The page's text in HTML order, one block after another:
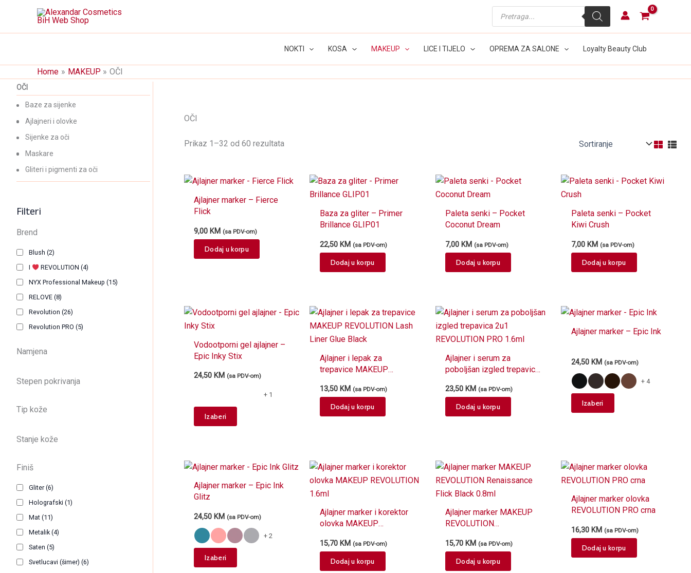
content
search
NOKTI KOSA MAKEUP LICE I TIJELO OPREMA ZA SALONE Loyalty Beauty Club
Home MAKEUP OČI
OČI
Baze za sijenke
Ajlajneri i olovke
Sijenke za oči
Maskare
Gliteri i pigmenti za oči
Filteri
Brend
Blush (2)
I
REVOLUTION (4)
NYX Professional Makeup (15)
RELOVE (8)
Revolution (26)
Revolution PRO (5)
Namjena
Stepen pokrivanja
Tip kože
Stanje kože
Finiš
Gliter (6)
Holografski (1)
Mat (11)
Metalik (4)
Saten (5)
Svetlucavi (šimer) (6)
OČI
Prikaz 1–32 od 60 rezultata
Ajlajner marker – Fierce
Flick
9,00 KM (sa PDV-om)
Dodaj u korpu
Baza za gliter – Primer
Brillance GLIP01
22,50 KM (sa PDV-om)
Dodaj u korpu
Paleta senki – Pocket
Coconut Dream
7,00 KM (sa PDV-om)
Dodaj u korpu
Paleta senki – Pocket
Kiwi Crush
7,00 KM (sa PDV-om)
Dodaj u korpu
Vodootporni gel ajlajner –
Epic Inky Stix
24,50 KM (sa PDV-om)
+ 1
Izaberi
product
variants.
options
be
chosen
on
Ajlajner i lepak za
trepavice MAKEUP
Glue Black
13,50 KM (sa PDV-om)
Dodaj u korpu
Ajlajner i serum za
poboljšan izgled trepavica
1.6ml
23,50 KM (sa PDV-om)
Dodaj u korpu
Ajlajner marker – Epic Ink
24,50 KM (sa PDV-om)
+ 4
Izaberi
product
The
options
be
on
the
product
Ajlajner marker – Epic Ink
Glitz
24,50 KM (sa PDV-om)
+ 2
Izaberi
product
Ajlajner marker i korektor
olovka MAKEUP
15,70 KM (sa PDV-om)
Dodaj u korpu
Ajlajner marker MAKEUP
REVOLUTION
0.8ml
15,70 KM (sa PDV-om)
Dodaj u korpu
Ajlajner marker olovka
REVOLUTION PRO crna
16,30 KM (sa PDV-om)
Dodaj u korpu